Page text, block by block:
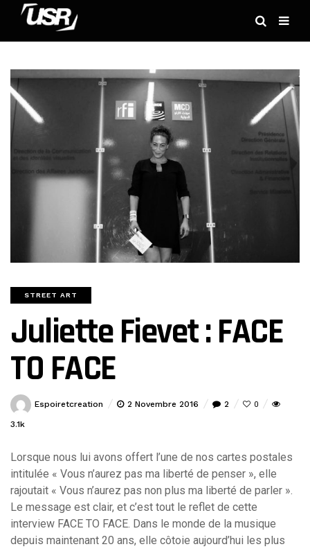
STREET ART
Juliette Fievet : FACE
TO FACE
Espoiretcreation 2 Novembre 2016 2 0
3.1k
Lorsque nous lui avons offert l’une de nos cartes postales
intitulée « Vous n’aurez pas ma liberté de penser », elle
rajoutait « Vous n’aurez pas non plus ma liberté de parler ».
Le message est clair, et c’est tout le reflet de cette
interview FACE TO FACE. Dans le monde de la musique
depuis maintenant 20 ans, elle côtoie aujourd’hui les plus